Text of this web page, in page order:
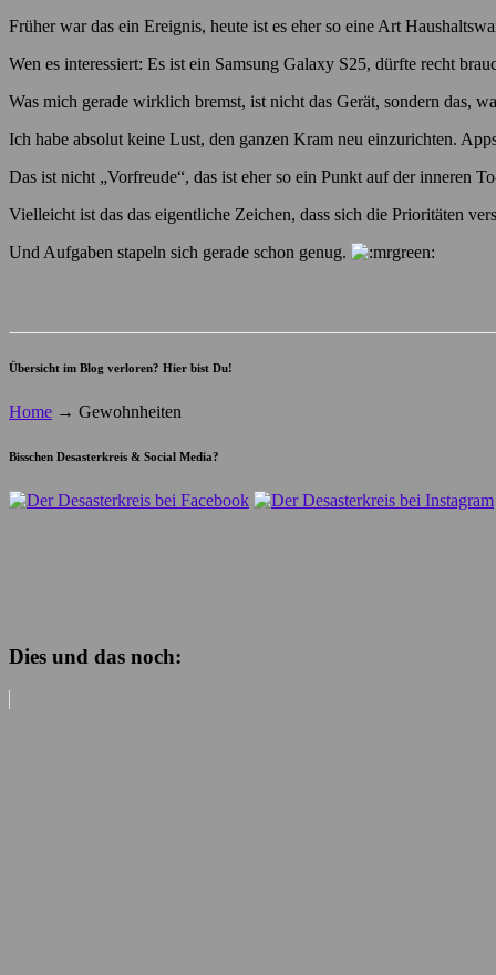
Früher war das ein Ereignis, heute ist es eher so eine Art
Wen es interessiert: Es ist ein Samsung Galaxy S25, dürfte recht
Was mich gerade wirklich bremst, ist nicht das Gerät, sondern das,
Ich habe absolut keine Lust, den ganzen Kram neu einzurichten.
Das ist nicht „Vorfreude“, das ist eher so ein Punkt auf der inneren
Vielleicht ist das das eigentliche Zeichen, dass sich die Prioritäten
Und Aufgaben stapeln sich gerade schon genug.
Übersicht im Blog verloren? Hier bist Du!
Home → Gewohnheiten
Bisschen Desasterkreis & Social Media?
Dies und das noch: